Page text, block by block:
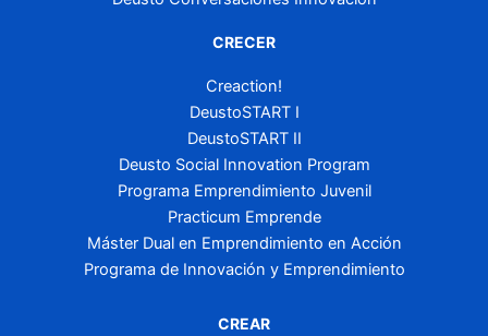
CRECER
Creaction!
DeustoSTART I
DeustoSTART II
Deusto Social Innovation Program
Programa Emprendimiento Juvenil
Practicum Emprende
Máster Dual en Emprendimiento en Acción
Programa de Innovación y Emprendimiento
CREAR